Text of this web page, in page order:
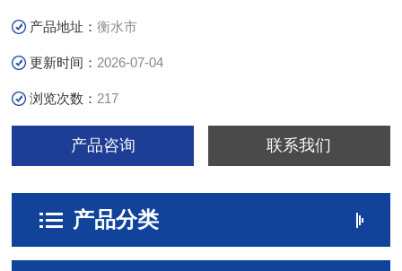
产品地址：衡水市
更新时间： 2026-07-04
浏览次数： 217
产品咨询 联系我们
产品分类